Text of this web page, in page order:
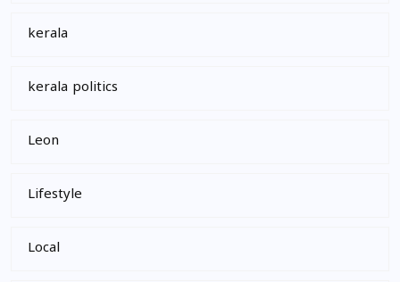
kerala
kerala politics
Leon
Lifestyle
Local